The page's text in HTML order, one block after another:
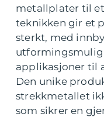
metallplater til
teknikken gir et
sterkt, med
applikasjoner til
Den unike
strekkmetallet
som sikrer en